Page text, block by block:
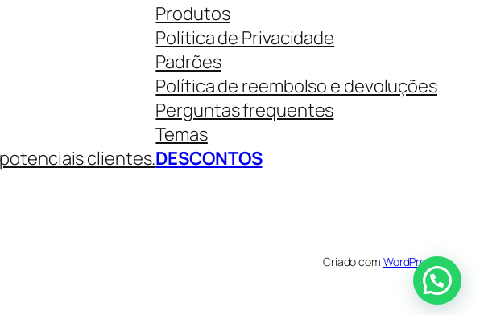
clientes.
Produtos
Política de Privacidade
Padrões
Política de reembolso e devoluções
Perguntas frequentes
Temas
DESCONTOS
Criado com WordPress